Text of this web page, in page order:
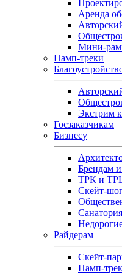
Аренда
Мини-
Памп‑треки
Экстрим
Госзаказчикам
Бизнесу
Брендам и
ТРК и
Скейт-
Райдерам
Скейт-
Памп-